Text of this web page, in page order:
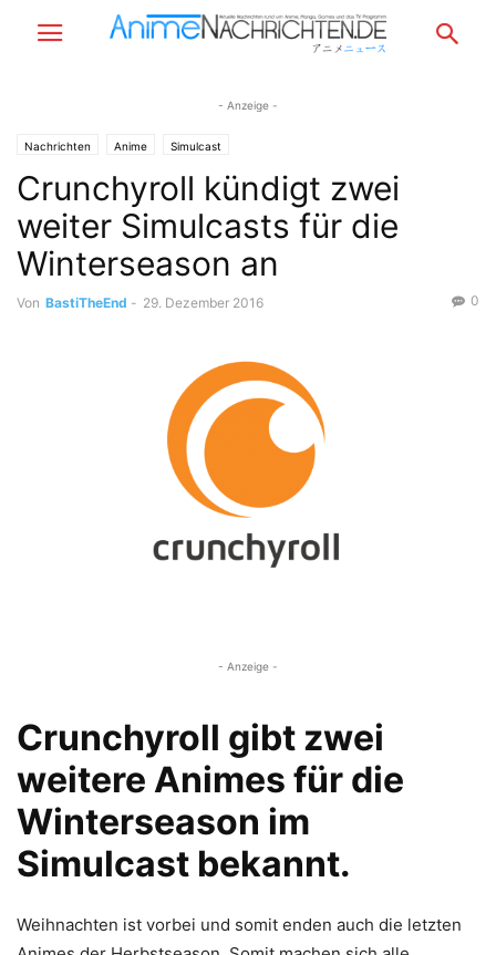
- Anzeige -
Nachrichten Anime Simulcast
Crunchyroll kündigt zwei
weiter Simulcasts für die
Winterseason an
Von BastiTheEnd - 29. Dezember 2016 0
- Anzeige -
Crunchyroll gibt zwei
weitere Animes für die
Winterseason im
Simulcast bekannt.
Weihnachten ist vorbei und somit enden auch die letzten